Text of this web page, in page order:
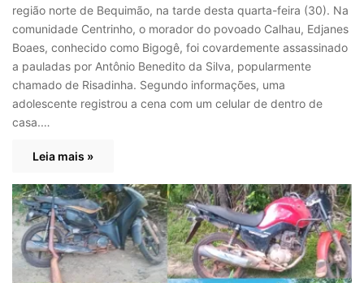
região norte de Bequimão, na tarde desta quarta-feira (30). Na
comunidade Centrinho, o morador do povoado Calhau, Edjanes
Boaes, conhecido como Bigogê, foi covardemente assassinado
a pauladas por Antônio Benedito da Silva, popularmente
chamado de Risadinha. Segundo informações, uma
adolescente registrou a cena com um celular de dentro de
casa.…
Leia mais »